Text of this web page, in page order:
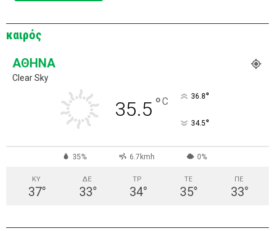
καιρός
ΑΘΉΝΑ
Clear Sky
35.5 °C 36.8°
34.5°
35% 6.7kmh 0%
ΚΥ
37°
ΔΕ
33°
ΤΡ
34°
ΤΕ
35°
ΠΕ
33°